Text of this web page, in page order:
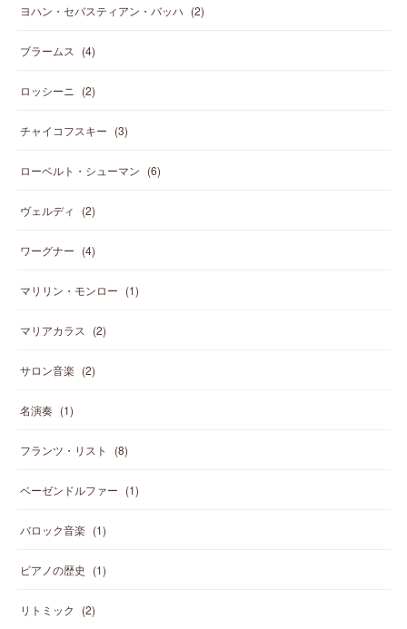
ヨハン・セバスティアン・バッハ (2)
ブラームス (4)
ロッシーニ (2)
チャイコフスキー (3)
ローベルト・シューマン (6)
ヴェルディ (2)
ワーグナー (4)
マリリン・モンロー (1)
マリアカラス (2)
サロン音楽 (2)
名演奏 (1)
フランツ・リスト (8)
ベーゼンドルファー (1)
バロック音楽 (1)
ピアノの歴史 (1)
リトミック (2)